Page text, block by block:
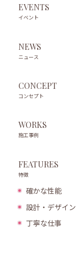
EVENTS
イベント
NEWS
ニュース
CONCEPT
コンセプト
WORKS
施工事例
FEATURES
特徴
確かな性能
設計・デザイン
丁寧な仕事